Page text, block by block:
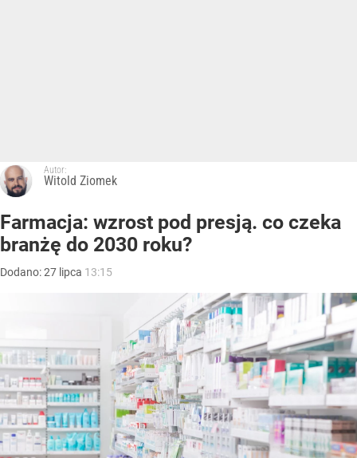
Autor:
Witold Ziomek
Farmacja: wzrost pod presją. co czeka
branżę do 2030 roku?
Dodano:27 lipca 13:15